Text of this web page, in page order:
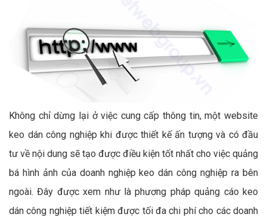
Không chỉ dừng lại ở việc cung cấp thông tin, một website
keo dán công nghiệp khi được thiết kế ấn tượng và có đầu
tư về nội dung sẽ tạo được điều kiện tốt nhất cho việc quảng
bá hình ảnh của doanh nghiệp keo dán công nghiệp ra bên
ngoài. Đây được xem như là phương pháp quảng cáo keo
dán công nghiệp tiết kiệm được tối đa chi phí cho các doanh